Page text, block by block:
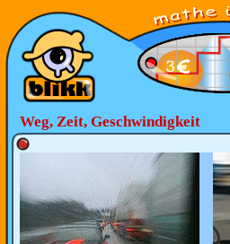
Weg, Zeit, Geschwindigkeit